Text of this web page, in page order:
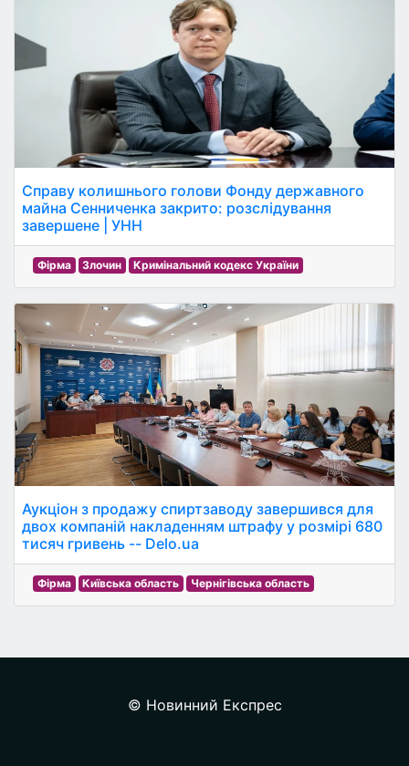
Справу колишнього голови Фонду державного
майна Сенниченка закрито: розслідування
завершене | УНН
Фірма Злочин Кримінальний кодекс України
Аукціон з продажу спиртзаводу завершився для
двох компаній накладенням штрафу у розмірі 680
тисяч гривень -- Delo.ua
Фірма Київська область Чернігівська область
© Новинний Експрес